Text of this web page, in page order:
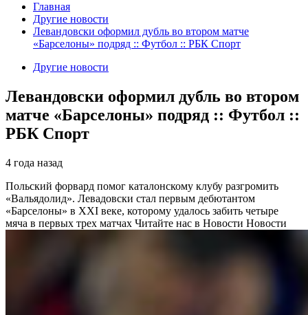
Главная
Другие новости
Левандовски оформил дубль во втором матче
«Барселоны» подряд :: Футбол :: РБК Спорт
Другие новости
Левандовски оформил дубль во втором
матче «Барселоны» подряд :: Футбол ::
РБК Спорт
4 года назад
Польский форвард помог каталонскому клубу разгромить
«Вальядолид». Левадовски стал первым дебютантом
«Барселоны» в XXI веке, которому удалось забить четыре
мяча в первых трех матчах Читайте нас в Новости Новости